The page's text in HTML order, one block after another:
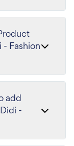
Fashion
add
-